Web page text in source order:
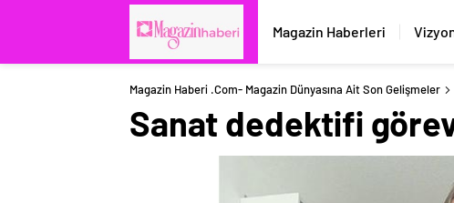
Magazin Haberleri
Magazin Haberi .com- Magazin Dünyasına Ait Son Gelişmeler
Sanat dedektifi